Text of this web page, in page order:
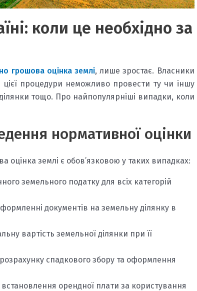
коли це необхідно за
грошова оцінка землі, лише зростає. Власники
процедури неможливо провести ту чи іншу
тощо. Про найпопулярніші випадки, коли
нормативної оцінки
землі є обов’язковою у таких випадках:
земельного податку для всіх категорій
документів на земельну ділянку в
вартість земельної ділянки при її
спадкового збору та оформлення
орендної плати за користування